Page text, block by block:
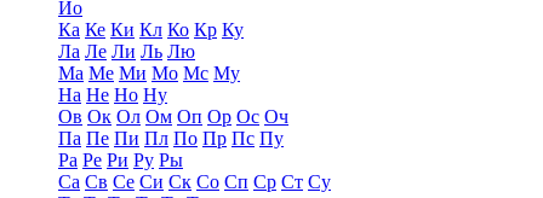
Йо
Ка Ке Ки Кл Ко Кр Ку
Ла Ле Ли Ль Лю
Ма Ме Ми Мо Мс Му
На Не Но Ну
Ов Ок Ол Ом Оп Ор Ос Оч
Па Пе Пи Пл По Пр Пс Пу
Ра Ре Ри Ру Ры
Са Св Се Си Ск Со Сп Ср Ст Су